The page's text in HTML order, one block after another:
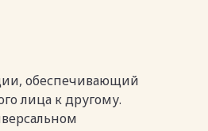
обеспечивающий
лица к другому.